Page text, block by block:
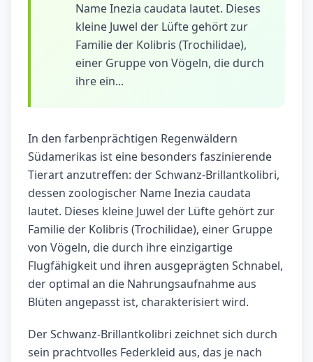
Name Inezia caudata lautet. Dieses
kleine Juwel der Lüfte gehört zur
Familie der Kolibris (Trochilidae),
einer Gruppe von Vögeln, die durch
ihre ein...
In den farbenprächtigen Regenwäldern
Südamerikas ist eine besonders faszinierende
Tierart anzutreffen: der Schwanz-Brillantkolibri,
dessen zoologischer Name Inezia caudata
lautet. Dieses kleine Juwel der Lüfte gehört zur
Familie der Kolibris (Trochilidae), einer Gruppe
von Vögeln, die durch ihre einzigartige
Flugfähigkeit und ihren ausgeprägten Schnabel,
der optimal an die Nahrungsaufnahme aus
Blüten angepasst ist, charakterisiert wird.
Der Schwanz-Brillantkolibri zeichnet sich durch
sein prachtvolles Federkleid aus, das je nach